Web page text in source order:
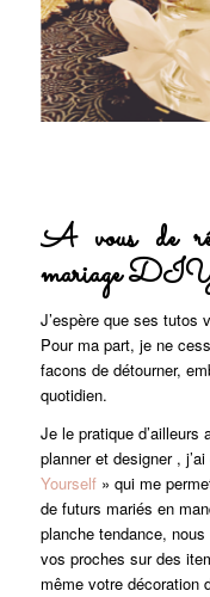
A vous de
mariage
J’espère que ses tutos
Pour ma part, je ne
facons de détourner,
quotidien.
Je le pratique d’ailleurs
planner et designer ,
Yourself» qui me
de futurs mariés en
planche tendance,
vos proches sur des
même votre décoration